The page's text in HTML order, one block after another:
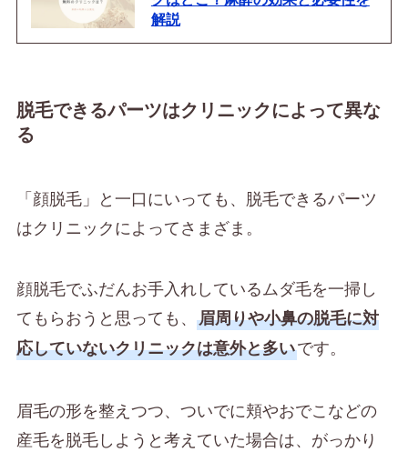
解説
脱毛できるパーツはクリニックによって異な
る
「顔脱毛」と一口にいっても、脱毛できるパーツ
はクリニックによってさまざま。
顔脱毛でふだんお手入れしているムダ毛を一掃し
てもらおうと思っても、 眉周りや小鼻の脱毛に対
応していないクリニックは意外と多いです。
眉毛の形を整えつつ、ついでに頬やおでこなどの
産毛を脱毛しようと考えていた場合は、がっかり